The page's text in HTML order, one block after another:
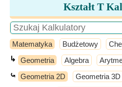
Kształt T
Matematyka Budżetowy
↳ Geometria Algebra
⤿ Geometria 2D Geometria 3D